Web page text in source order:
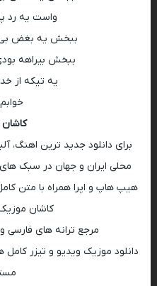
واست یه رد
ببخش یه بغض
ببخش بیراهه
یه تیکه از
برای دانلود جدید ترین اهنگ،
محلی ایران و جهان در سبک های
کاشان
مرجع ترانه های فارسی
دانلود موزیک ویدیو و تیزر کامل